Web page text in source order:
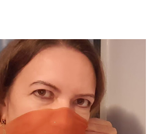
ser? Luciana G. Rugani 2/9/2022